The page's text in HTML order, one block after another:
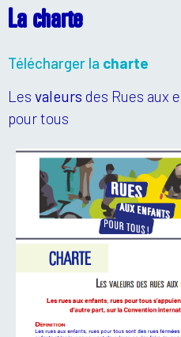
La charte
Télécharger la charte
Les valeurs des Rues aux
pour tous